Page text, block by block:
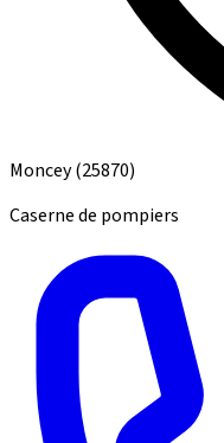
Moncey(25870)
Caserne de pompiers